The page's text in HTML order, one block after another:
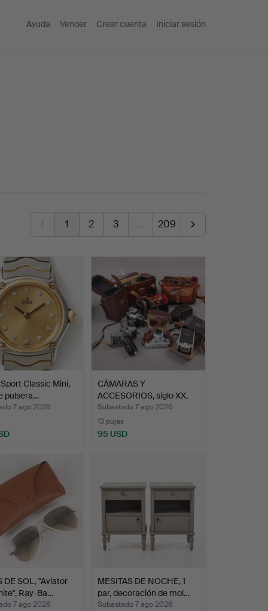
Ayuda Vender Crear cuenta Iniciar sesión
1 2 3 … 209
Classic Mini,
pulsera…
7 ago 2026
CÁMARAS Y
ACCESORIOS, siglo XX.
Subastado 7 ago 2026
13 pujas
95 USD
DE SOL, "Aviator
Ray-Ba…
7 ago 2026
MESITAS DE NOCHE, 1
par, decoración de mol…
Subastado 7 ago 2026